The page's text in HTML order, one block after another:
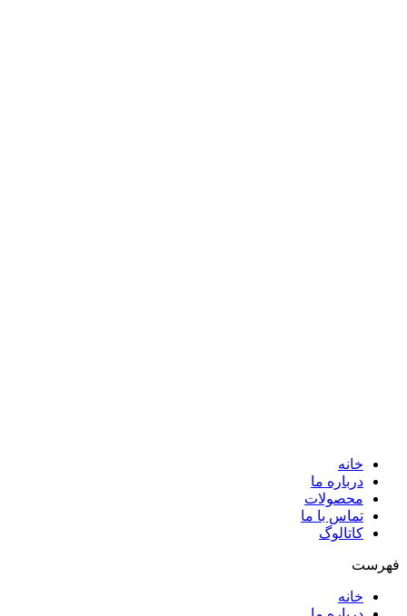
خانه
درباره ما
محصولات
تماس با ما
کاتالوگ
فهرست
خانه